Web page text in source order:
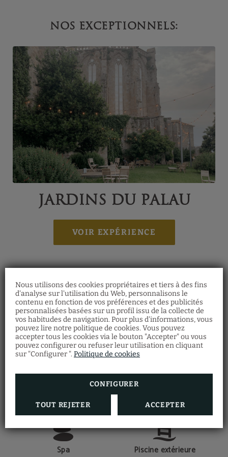
Nous utilisons des cookies propriétaires et tiers à des fins
d'analyse sur l'utilisation du Web, personnalisons le
contenu en fonction de vos préférences et des publicités
personnalisées basées sur un profil issu de la collecte de
vos habitudes de navigation. Pour plus d'informations, vous
pouvez lire notre politique de cookies. Vous pouvez
accepter tous les cookies via le bouton "Accepter" ou vous
pouvez configurer ou refuser leur utilisation en cliquant
sur "Configurer ". Politique de cookies
CONFIGURER
TOUT REJETER ACCEPTER
NOS EXCEPTIONNELS:
Jardins du Palau
SERVICES
Nous vous proposons des expériences de
rêve avec nos multiples services
Spa Piscine extérieure
Members Only
Accumulez des séjours
dans notre hôtel et
débloquez des avantages exclusifs.
Rien qu’en vous inscrivant, vous obtenez
déjà uneréduction supplémentaire!
Plus vous séjournez,plus vous économisez